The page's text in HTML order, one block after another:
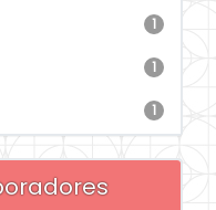
1
1
1